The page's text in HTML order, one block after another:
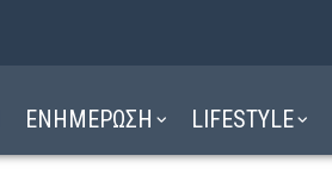
ΕΝΗΜΕΡΩΣΗ LIFESTYLE